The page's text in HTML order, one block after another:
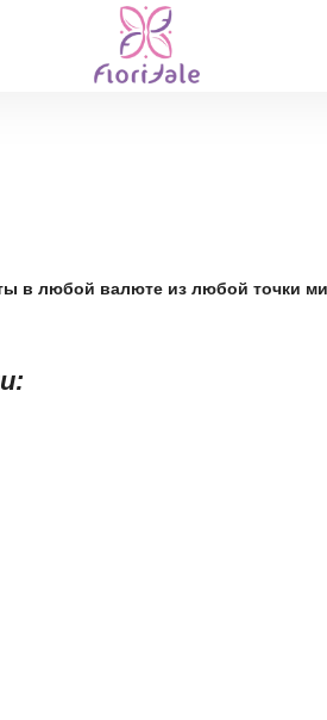
в любой валюте из любой точки